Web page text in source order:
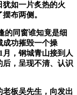
如一片炙热的火
布两侧。
同窗谁知竟是细
成功摧毁一个操
月，钢城青山接到人
，呈现不清、认识
板吴先生，向发出